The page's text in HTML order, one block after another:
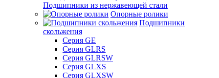
Подшипники из нержавеющей стали
Опорные ролики
Подшипники
скольжения
Серия GE
Серия GLRS
Серия GLRSW
Серия GLXS
Серия GLXSW